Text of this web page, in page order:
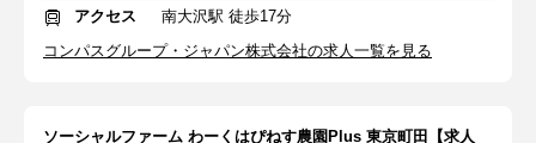
アクセス
南大沢駅 徒歩17分
コンパスグループ・ジャパン株式会社の求人一覧を見る
ソーシャルファーム わーくはぴねす農園Plus 東京町田【求人